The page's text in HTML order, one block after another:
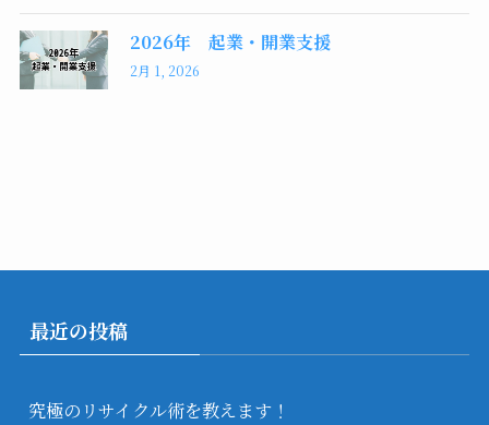
2026年 起業・開業支援
2月 1, 2026
最近の投稿
究極のリサイクル術を教えます！